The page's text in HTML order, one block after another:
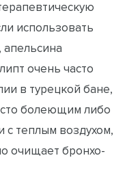
использовать
апельсина
очень часто
в турецкой бане,
болеющим либо
с теплым воздухом,
очищает бронхо-